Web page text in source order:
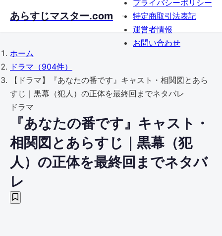
あらすじマスター.com
プライバシーポリシー
特定商取引法表記
運営者情報
お問い合わせ
ホーム
ドラマ （904件）
【ドラマ】『あなたの番です』キャスト・相関図とあら
すじ｜黒幕（犯人）の正体を最終回までネタバレ
ドラマ
『あなたの番です』キャスト・
相関図とあらすじ｜黒幕（犯
人）の正体を最終回までネタバ
レ